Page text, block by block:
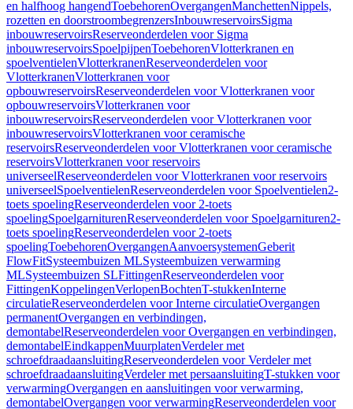
en halfhoog hangendToebehorenOvergangenManchettenNippels,
rozetten en doorstroombegrenzersInbouwreservoirsSigma
inbouwreservoirsReserveonderdelen voor Sigma
inbouwreservoirsSpoelpijpenToebehorenVlotterkranen en
spoelventielenVlotterkranenReserveonderdelen voor
VlotterkranenVlotterkranen voor
opbouwreservoirsReserveonderdelen voor Vlotterkranen voor
opbouwreservoirsVlotterkranen voor
inbouwreservoirsReserveonderdelen voor Vlotterkranen voor
inbouwreservoirsVlotterkranen voor ceramische
reservoirsReserveonderdelen voor Vlotterkranen voor ceramische
reservoirsVlotterkranen voor reservoirs
universeelReserveonderdelen voor Vlotterkranen voor reservoirs
universeelSpoelventielenReserveonderdelen voor Spoelventielen2-
toets spoelingReserveonderdelen voor 2-toets
spoelingSpoelgarniturenReserveonderdelen voor Spoelgarnituren2-
toets spoelingReserveonderdelen voor 2-toets
spoelingToebehorenOvergangenAanvoersystemenGeberit
FlowFitSysteembuizen MLSysteembuizen verwarming
MLSysteembuizen SLFittingenReserveonderdelen voor
FittingenKoppelingenVerlopenBochtenT-stukkenInterne
circulatieReserveonderdelen voor Interne circulatieOvergangen
permanentOvergangen en verbindingen,
demontabelReserveonderdelen voor Overgangen en verbindingen,
demontabelEindkappenMuurplatenVerdeler met
schroefdraadaansluitingReserveonderdelen voor Verdeler met
schroefdraadaansluitingVerdeler met persaansluitingT-stukken voor
verwarmingOvergangen en aansluitingen voor verwarming,
demontabelOvergangen voor verwarmingReserveonderdelen voor